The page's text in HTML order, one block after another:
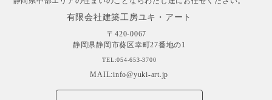
有限会社建築工房ユキ・アート
〒420-0067
静岡県静岡市葵区幸町27番地の1
TEL:054-653-3700
MAIL:info@yuki-art.jp